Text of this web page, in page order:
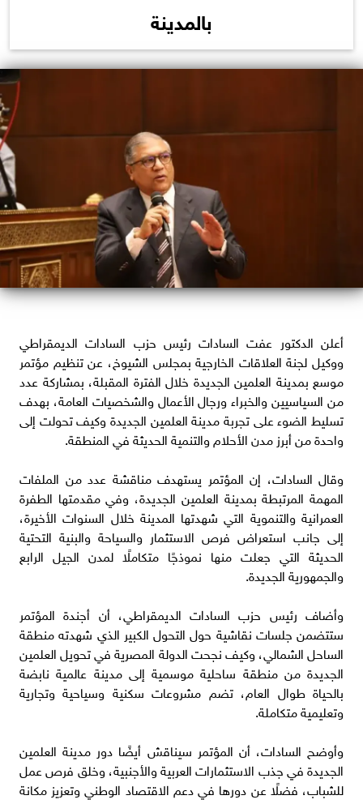
بالمدينة
أعلن الدكتور عفت السادات رئيس حزب السادات الديمقراطي
ووكيل لجنة العلاقات الخارجية بمجلس الشيوخ، عن تنظيم مؤتمر
موسع بمدينة العلمين الجديدة خلال الفترة المقبلة، بمشاركة عدد
من السياسيين والخبراء ورجال الأعمال والشخصيات العامة، بهدف
تسليط الضوء على تجربة مدينة العلمين الجديدة وكيف تحولت إلى
واحدة من أبرز مدن الأحلام والتنمية الحديثة في المنطقة.
وقال السادات، إن المؤتمر يستهدف مناقشة عدد من الملفات
المهمة المرتبطة بمدينة العلمين الجديدة، وفي مقدمتها الطفرة
العمرانية والتنموية التي شهدتها المدينة خلال السنوات الأخيرة،
إلى جانب استعراض فرص الاستثمار والسياحة والبنية التحتية
الحديثة التي جعلت منها نموذجًا متكاملًا لمدن الجيل الرابع
والجمهورية الجديدة.
وأضاف رئيس حزب السادات الديمقراطي، أن أجندة المؤتمر
ستتضمن جلسات نقاشية حول التحول الكبير الذي شهدته منطقة
الساحل الشمالي، وكيف نجحت الدولة المصرية في تحويل العلمين
الجديدة من منطقة ساحلية موسمية إلى مدينة عالمية نابضة
بالحياة طوال العام، تضم مشروعات سكنية وسياحية وتجارية
وتعليمية متكاملة.
وأوضح السادات، أن المؤتمر سيناقش أيضًا دور مدينة العلمين
الجديدة في جذب الاستثمارات العربية والأجنبية، وخلق فرص عمل
للشباب، فضلًا عن دورها في دعم الاقتصاد الوطني وتعزيز مكانة